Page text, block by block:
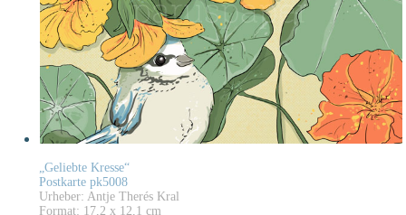
„Geliebte Kresse“
Postkarte pk5008
Urheber: Antje Therés Kral
Format: 17,2 x 12,1 cm